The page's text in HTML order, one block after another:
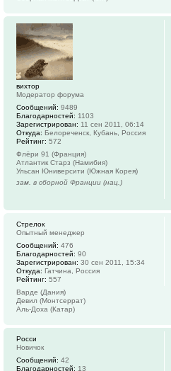
вихтор
Модератор форума
Сообщений: 9489
Благодарностей: 1103
Зарегистрирован: 11 сен 2011, 06:14
Откуда: Белореченск, Кубань, Россия
Рейтинг: 572
Флёри 91 (Франция)
Атлантик Старз (Намибия)
Ульсан Юниверсити (Южная Корея)
зам. в сборной Франции (нац.)
Стрелок
Опытный менеджер
Сообщений: 476
Благодарностей: 90
Зарегистрирован: 30 сен 2011, 15:34
Откуда: Гатчина, Россия
Рейтинг: 557
Варде (Дания)
Девил (Монтсеррат)
Аль-Доха (Катар)
Росси
Новичок
Сообщений: 42
Благодарностей: 13